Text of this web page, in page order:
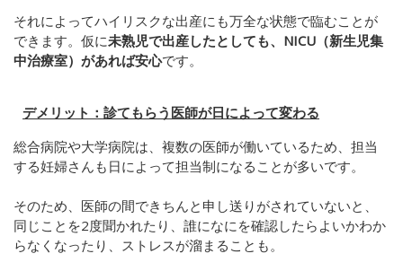
それによってハイリスクな出産にも万全な状態で臨むことが
できます。仮に未熟児で出産したとしても、NICU（新生児集
中治療室）があれば安心です。
デメリット：診てもらう医師が日によって変わる
総合病院や大学病院は、複数の医師が働いているため、担当
する妊婦さんも日によって担当制になることが多いです。
そのため、医師の間できちんと申し送りがされていないと、
同じことを2度聞かれたり、誰になにを確認したらよいかわか
らなくなったり、ストレスが溜まることも。